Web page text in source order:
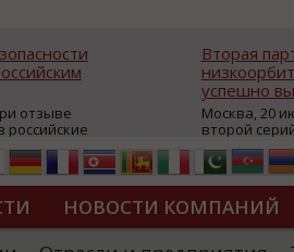
отзыве
российские
в
Chrome,
с сервисами
о
при
Вторая
успешно
Москва, 20
второй
аппаратов,
масштабной
интернет с
из
«Экономика
НОВОСТИ КОМПАНИЙ